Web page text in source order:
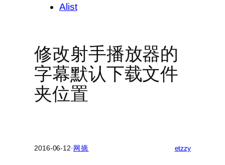
Alist
修改射手播放器的
字幕默认下载文件
夹位置
2016-06-12·网摘 etzzy